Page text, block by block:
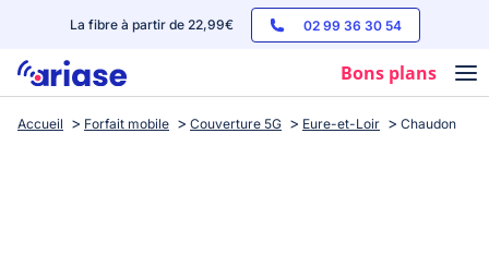
La fibre à partir de 22,99€ 02 99 36 30 54
Bons plans
Box internet
Accueil Forfait mobile Couverture 5G Eure-et-Loir Chaudon